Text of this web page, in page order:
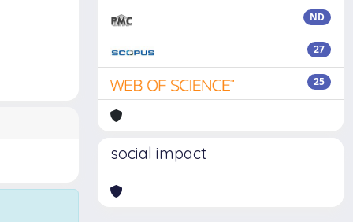
ND
27
25
social impact